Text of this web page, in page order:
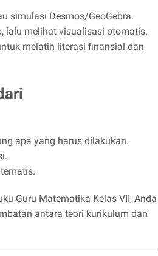
simulasi Desmos/GeoGebra.
lalu melihat visualisasi otomatis.
melatih literasi finansial dan
apa yang harus dilakukan.
Guru Matematika Kelas VII, Anda
antara teori kurikulum dan